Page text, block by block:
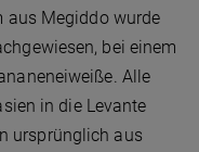
aus Megiddo wurde
bei einem
Alle
in die Levante
ursprünglich aus